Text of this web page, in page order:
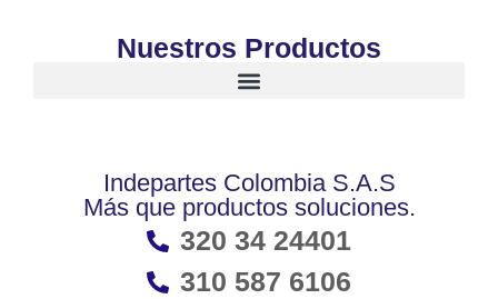
Nuestros Productos
Indepartes Colombia S.A.S
Más que productos soluciones.
320 34 24401
310 587 6106